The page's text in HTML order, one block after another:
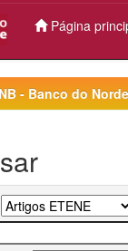
Página
- Banco do